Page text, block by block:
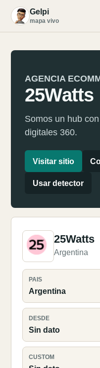
G Gelpi
mapa vivo
AGENCIA
25Watts
Somos un hub
digitales 360.
Visitar sitio
Usar detector
25Watts
Argentina
PAIS
Argentina
DESDE
Sin dato
CUSTOM